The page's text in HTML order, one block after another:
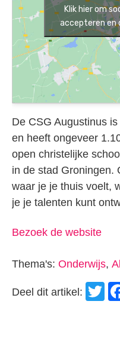
Klik hier om
accepteren en
De CSG Augustinus
en heeft ongeveer
open christelijke
in de stad Groningen.
waar je je thuis voelt,
je je talenten kunt
Bezoek de website
Thema's: Onderwijs,
Deel dit artikel: